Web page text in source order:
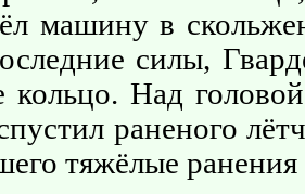
машину в
силы,
кольцо. Над
раненого
тяжёлые ранения